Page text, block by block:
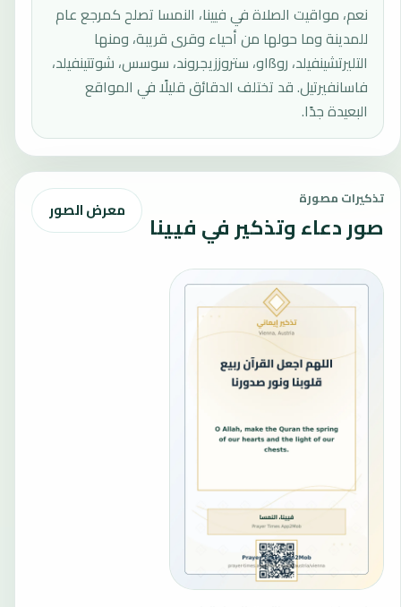
نعم، مواقيت الصلاة في فيينا، النمسا تصلح كمرجع عام
للمدينة وما حولها من أحياء وقرى قريبة، ومنها
التليرتشينفيلد، روßاو، ستروززيجروند، سوسس، شوتتينفيلد،
فاسانفيرتيل. قد تختلف الدقائق قليلًا في المواقع
البعيدة جدًا.
تذكيرات مصورة
صور دعاء وتذكير في فيينا معرض الصور